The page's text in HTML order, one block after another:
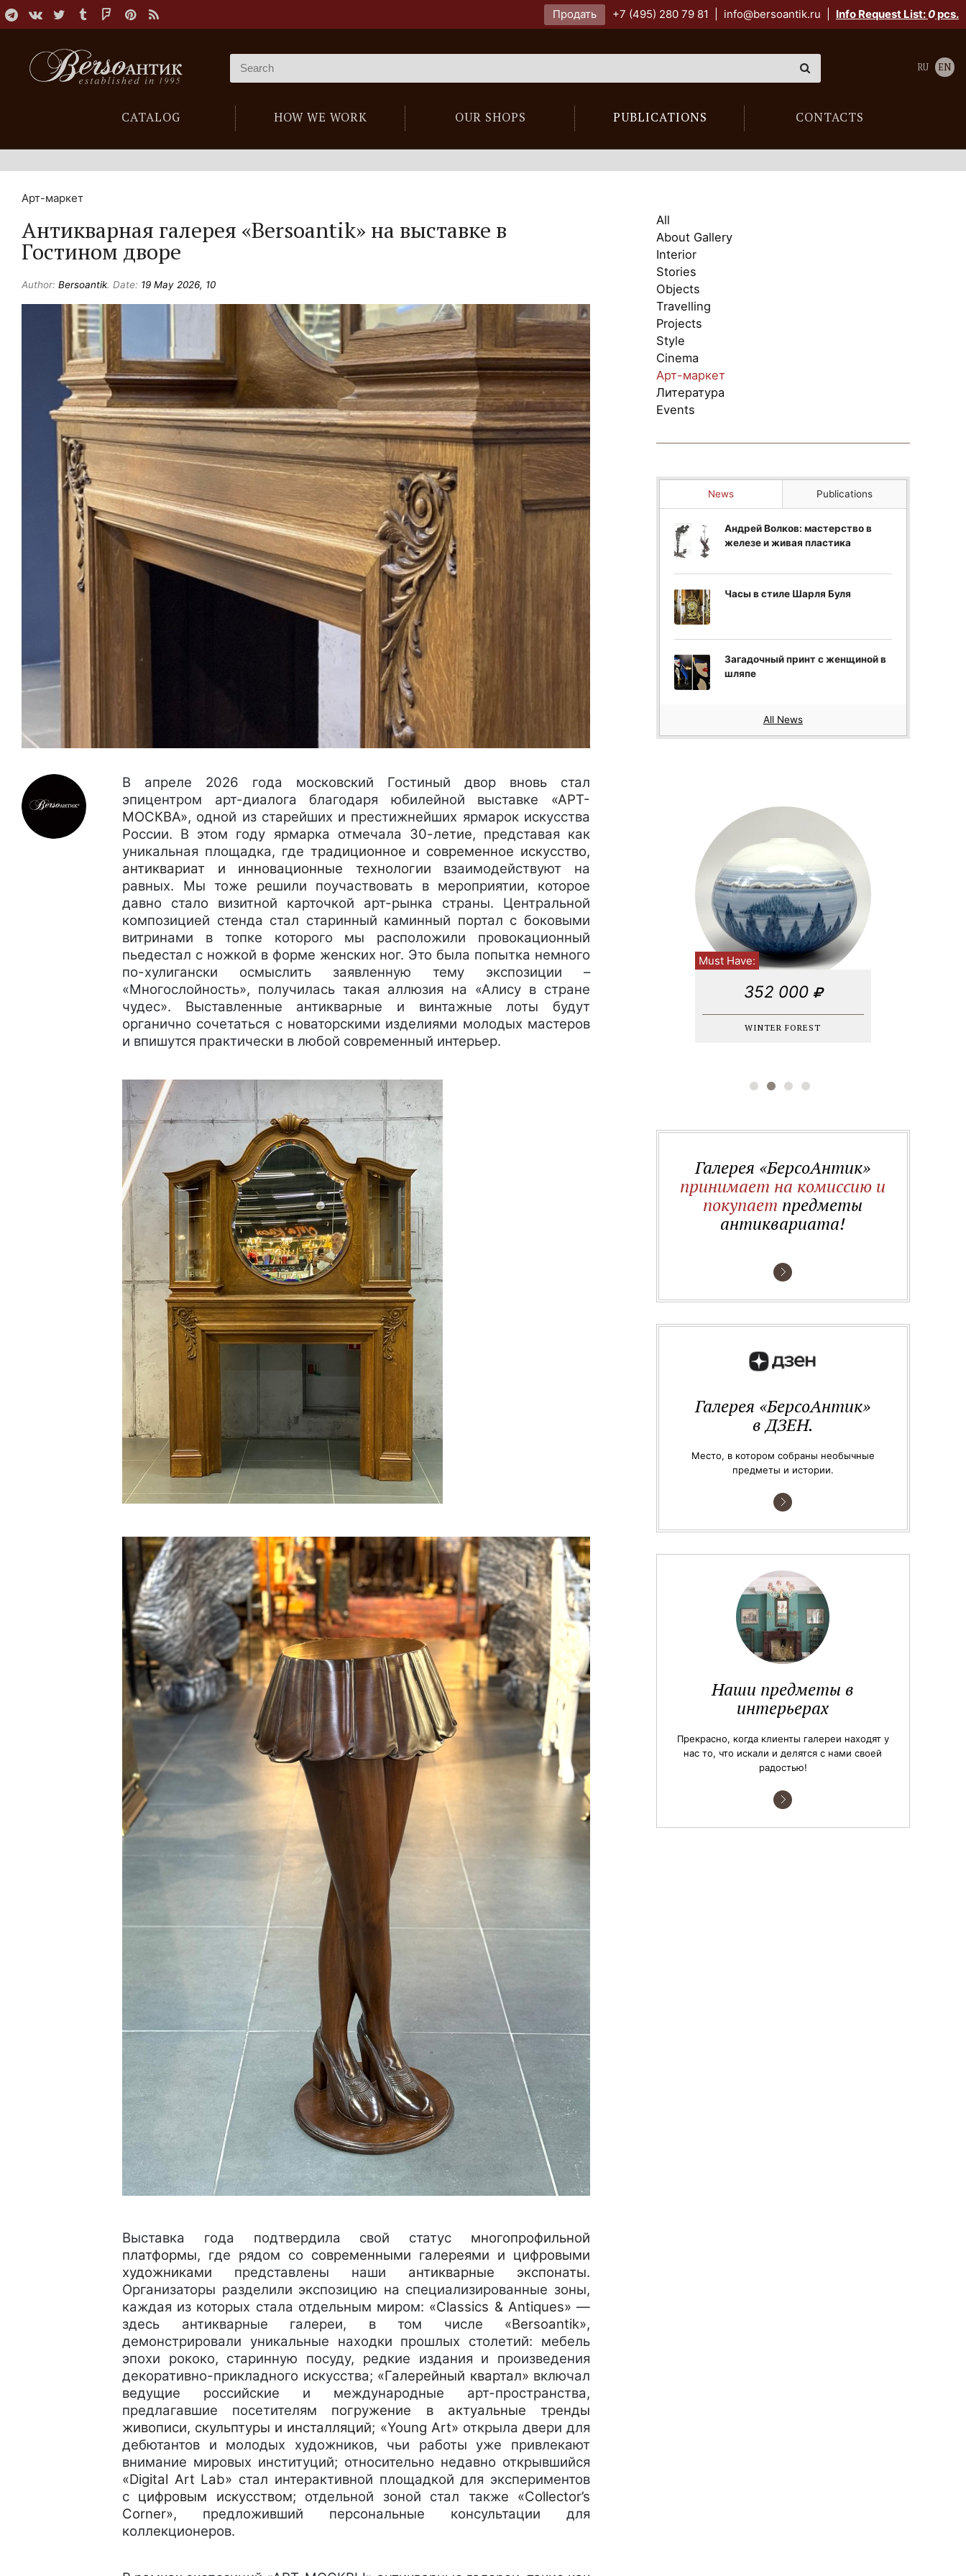
Продать +7 (495) 280 79 81 info@bersoantik.ru Info Request List:0pcs.
CATALOG HOW WE WORK OUR SHOPS PUBLICATIONS CONTACTS
RU EN
Арт-маркет
Антикварная галерея «Bersoantik» на выставке в
Гостином дворе
Author: Bersoantik. Date: 19 May 2026, 10
В апреле 2026 года московский Гостиный двор вновь стал
эпицентром арт-диалога благодаря юбилейной выставке «АРТ-
МОСКВА», одной из старейших и престижнейших ярмарок искусства
России. В этом году ярмарка отмечала 30-летие, представая как
уникальная площадка, где традиционное и современное искусство,
антиквариат и инновационные технологии взаимодействуют на
равных. Мы тоже решили поучаствовать в мероприятии, которое
давно стало визитной карточкой арт-рынка страны. Центральной
композицией стенда стал старинный каминный портал с боковыми
витринами в топке которого мы расположили провокационный
пьедестал с ножкой в форме женских ног. Это была попытка немного
по-хулигански осмыслить заявленную тему экспозиции –
«Многослойность», получилась такая аллюзия на «Алису в стране
чудес». Выставленные антикварные и винтажные лоты будут
органично сочетаться с новаторскими изделиями молодых мастеров
и впишутся практически в любой современный интерьер.
Выставка года подтвердила свой статус многопрофильной
платформы, где рядом со современными галереями и цифровыми
художниками представлены наши антикварные экспонаты.
Организаторы разделили экспозицию на специализированные зоны,
каждая из которых стала отдельным миром: «Classics & Antiques» —
здесь антикварные галереи, в том числе «Bersoantik»,
демонстрировали уникальные находки прошлых столетий: мебель
эпохи рококо, старинную посуду, редкие издания и произведения
декоративно-прикладного искусства; «Галерейный квартал» включал
ведущие российские и международные арт-пространства,
предлагавшие посетителям погружение в актуальные тренды
живописи, скульптуры и инсталляций; «Young Art» открыла двери для
дебютантов и молодых художников, чьи работы уже привлекают
внимание мировых институций; относительно недавно открывшийся
«Digital Art Lab» стал интерактивной площадкой для экспериментов
с цифровым искусством; отдельной зоной стал также «Collector’s
Corner», предложивший персональные консультации для
коллекционеров.
All
About Gallery
Interior
Stories
Objects
Travelling
Projects
Style
Cinema
Арт-маркет
Литература
Events
News Publications
Андрей Волков: мастерство в
железе и живая пластика
Часы в стиле Шарля Буля
Загадочный принт с женщиной в
шляпе
All News
Must Have:
352 000
WINTER FOREST
Галерея «БерсоАнтик»
принимает на комиссию и
покупает предметы
антиквариата!
Галерея «БерсоАнтик»
в ДЗЕН.
Место, в котором собраны необычные
предметы и истории.
Наши предметы в
интерьерах
Прекрасно, когда клиенты галереи находят у
нас то, что искали и делятся с нами своей
радостью!